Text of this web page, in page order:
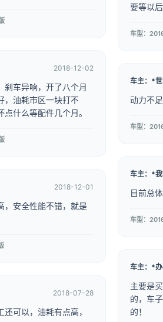
2018-12-02
刹车异响，开了八个月
，油耗市区一块打不
什么等配件几个月。
2018-12-01
，安全性能不错，就是
2018-07-28
可以，油耗有点高，
要等以
车型：
车主：*
动力不足
车型：
车主：*
目前总
车型：
车主：*办
主要是
的，车
的！